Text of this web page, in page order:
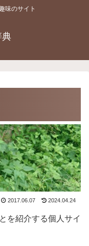
味のサイト
典
2017.06.07 2024.04.24
を紹介する個人サイ